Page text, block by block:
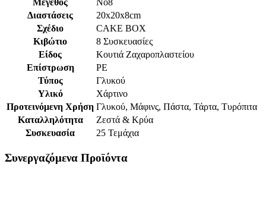
Μέγεθος
Νο8
Διαστάσεις
20x20x8cm
Σχέδιο
CAKE BOX
Κιβώτιο
8 Συσκευασίες
Είδος
Κουτιά Ζαχαροπλαστείου
Επίστρωση
PE
Τύπος
Γλυκού
Υλικό
Χάρτινο
Προτεινόμενη Χρήση Γλυκού, Μάφινς, Πάστα, Τάρτα, Τυρόπιτα
Καταλληλότητα
Ζεστά & Κρύα
Συσκευασία
25 Τεμάχια
Συνεργαζόμενα Προϊόντα